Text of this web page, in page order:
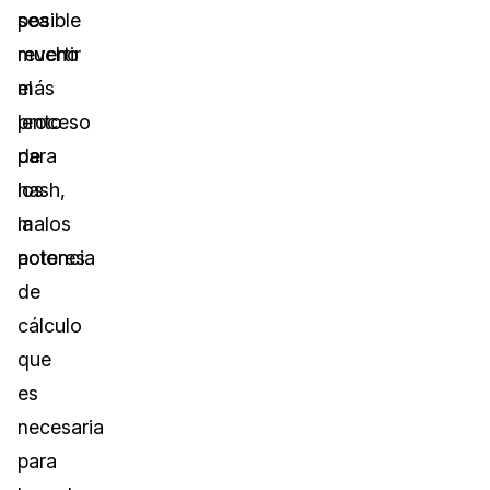
posible
revertir
el
proceso
de
hash,
la
potencia
de
cálculo
que
es
necesaria
para
sea
mucho
más
lento
para
los
malos
actores.